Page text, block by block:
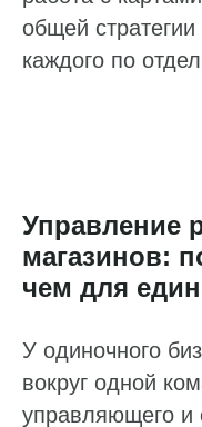
общей
каждого по
Управление
магазинов:
чем для
У одиночного
вокруг одной
управляющего и